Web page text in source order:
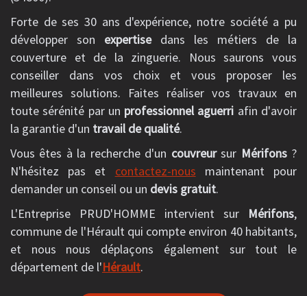
Forte de ses 30 ans d'expérience, notre société a pu
développer son expertisedans les métiers de la
couverture et de la zinguerie. Nous saurons vous
conseiller dans vos choix et vous proposer les
meilleures solutions. Faites réaliser vos travaux en
toute sérénité par un professionnel aguerri afin d'avoir
la garantie d'un travail de qualité.
Vous êtes à la recherche d'un couvreursur Mérifons?
N'hésitez pas et contactez-nous maintenant pour
demander un conseil ou un devis gratuit.
L'Entreprise PRUD'HOMME intervient sur Mérifons,
commune de l'Hérault qui compte environ 40 habitants,
et nous nous déplaçons également sur tout le
département de l'Hérault.